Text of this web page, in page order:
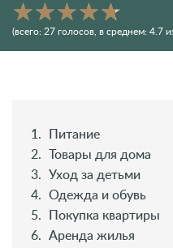
(всего: 27 голосов, в среднем: 4.7
Питание
Товары для дома
Уход за детьми
Одежда и обувь
Покупка квартиры
Аренда жилья